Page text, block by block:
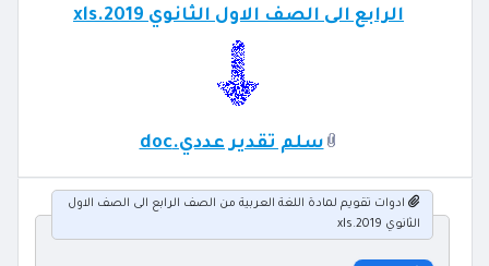
الرابع الى الصف الاول الثانوي 2019.xls
سلم تقدير عددي.doc
ادوات تقويم لمادة اللغة العربية من الصف الرابع الى الصف الاول
الثانوي 2019.xls